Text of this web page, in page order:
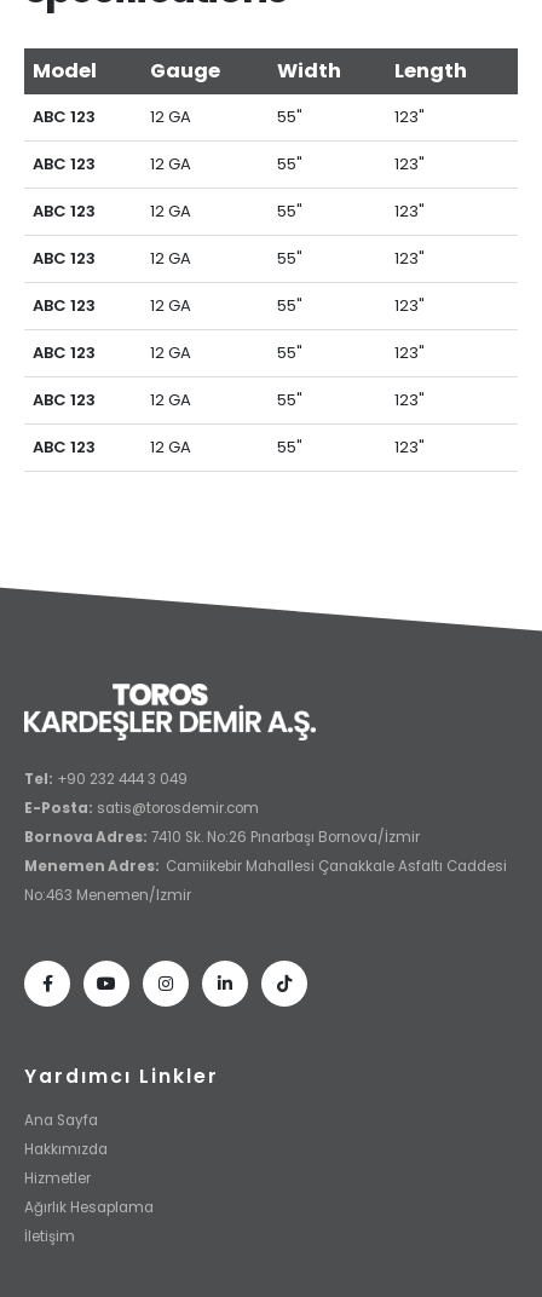
Model Gauge Width Length
ABC 123 12 GA 55" 123"
ABC 123 12 GA 55" 123"
ABC 123 12 GA 55" 123"
ABC 123 12 GA 55" 123"
ABC 123 12 GA 55" 123"
ABC 123 12 GA 55" 123"
ABC 123 12 GA 55" 123"
ABC 123 12 GA 55" 123"
Tel: +90 232 444 3 049
E-Posta: satis@torosdemir.com
Bornova Adres: 7410 Sk. No:26 Pınarbaşı Bornova/İzmir
Menemen Adres: Camiikebir Mahallesi Çanakkale Asfaltı Caddesi
No:463 Menemen/Izmir
Yardımcı Linkler
Ana Sayfa
Hakkımızda
Hizmetler
Ağırlık Hesaplama
İletişim